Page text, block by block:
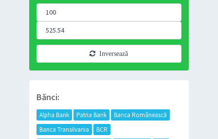
Inversează
Bănci:
Alpha Bank Patria Bank
Banca Românească
Banca Transilvania
BCR